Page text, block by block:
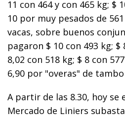
11 con 464 y con 465 kg; $
10 por muy pesados de
vacas, sobre buenos
pagaron $ 10 con 493 kg; $
8,02 con 518 kg; $ 8 con
6,90 por "overas" de
A partir de las 8.30, hoy se
Mercado de Liniers